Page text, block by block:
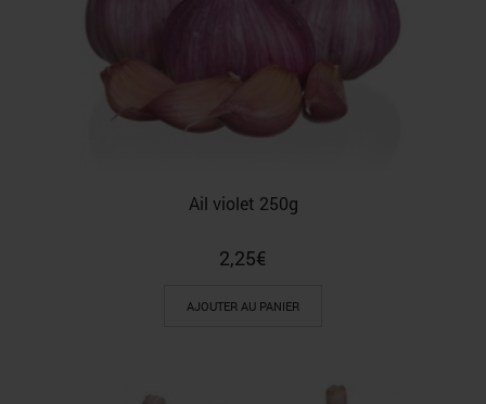
Ail violet 250g
2,25€
AJOUTER AU PANIER